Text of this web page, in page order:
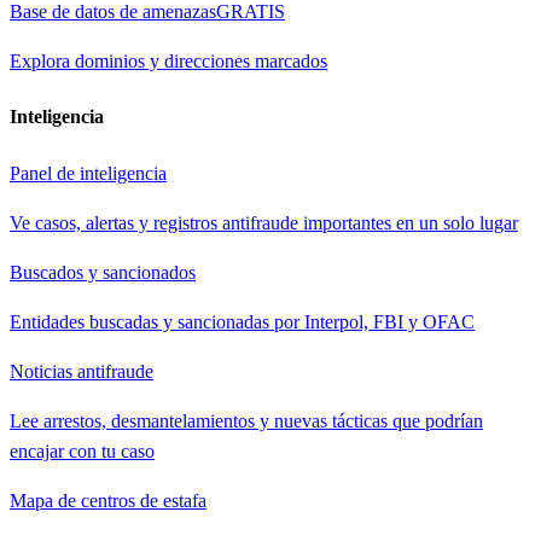
Base de datos de amenazasGRATIS
Explora dominios y direcciones marcados
Inteligencia
Panel de inteligencia
Ve casos, alertas y registros antifraude importantes en un solo lugar
Buscados y sancionados
Entidades buscadas y sancionadas por Interpol, FBI y OFAC
Noticias antifraude
Lee arrestos, desmantelamientos y nuevas tácticas que podrían
encajar con tu caso
Mapa de centros de estafa